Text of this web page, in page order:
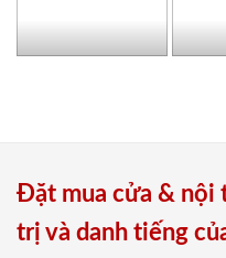
Đặt mua cửa & nội
trị và danh tiếng